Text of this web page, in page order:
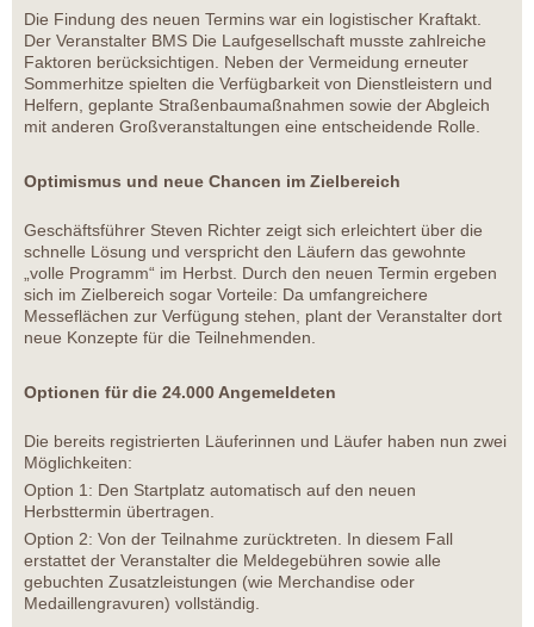
Die Findung des neuen Termins war ein logistischer Kraftakt.
Der Veranstalter BMS Die Laufgesellschaft musste zahlreiche
Faktoren berücksichtigen. Neben der Vermeidung erneuter
Sommerhitze spielten die Verfügbarkeit von Dienstleistern und
Helfern, geplante Straßenbaumaßnahmen sowie der Abgleich
mit anderen Großveranstaltungen eine entscheidende Rolle.
Optimismus und neue Chancen im Zielbereich
Geschäftsführer Steven Richter zeigt sich erleichtert über die
schnelle Lösung und verspricht den Läufern das gewohnte
„volle Programm“ im Herbst. Durch den neuen Termin ergeben
sich im Zielbereich sogar Vorteile: Da umfangreichere
Messeflächen zur Verfügung stehen, plant der Veranstalter dort
neue Konzepte für die Teilnehmenden.
Optionen für die 24.000 Angemeldeten
Die bereits registrierten Läuferinnen und Läufer haben nun zwei
Möglichkeiten:
Option 1: Den Startplatz automatisch auf den neuen
Herbsttermin übertragen.
Option 2: Von der Teilnahme zurücktreten. In diesem Fall
erstattet der Veranstalter die Meldegebühren sowie alle
gebuchten Zusatzleistungen (wie Merchandise oder
Medaillengravuren) vollständig.